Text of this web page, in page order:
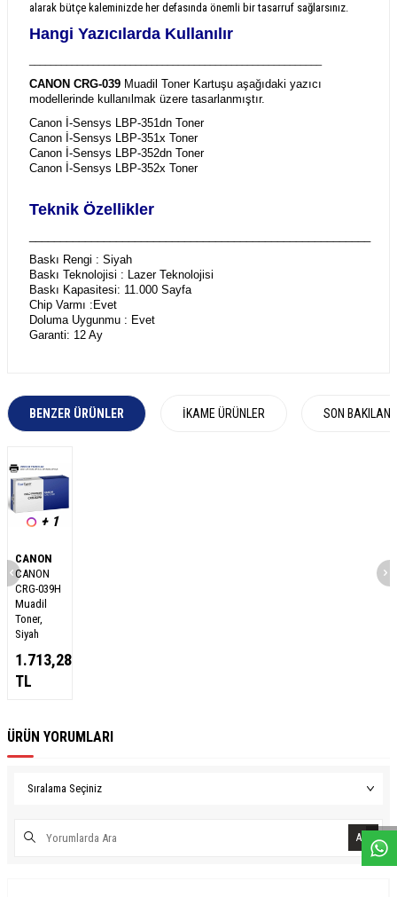
WhasappDeseHatt
alarak bütçe kaleminizde her defasında önemli bir tasarruf sağlarsınız.
Hangi Yazıcılarda Kullanılır
CANON CRG-039 Muadil Toner Kartuşu aşağıdaki yazıcı
modellerinde kullanılmak üzere tasarlanmıştır.
Canon İ-Sensys LBP-351dn Toner
Canon İ-Sensys LBP-351x Toner
Canon İ-Sensys LBP-352dn Toner
Canon İ-Sensys LBP-352x Toner
Teknik Özellikler
Baskı Rengi : Siyah
Baskı Teknolojisi : Lazer Teknolojisi
Baskı Kapasitesi: 11.000 Sayfa
Chip Varmı :Evet
Doluma Uygunmu : Evet
Garanti: 12 Ay
BENZER ÜRÜNLER İKAME ÜRÜNLER SON
+ 1
CANON
CANON
CRG-039H
Muadil
Toner,
Siyah
1.713,28
TL
ÜRÜN YORUMLARI
Ara